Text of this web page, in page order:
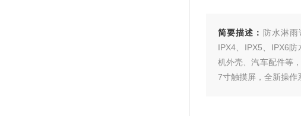
简要描述： 防水淋雨
IPX4、IPX5、IPX6
机外壳、汽车配件等
7寸触摸屏，全新操作